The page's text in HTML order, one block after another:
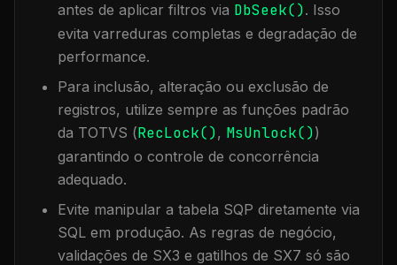
antes de aplicar filtros via DbSeek(). Isso
evita varreduras completas e degradação de
performance.
Para inclusão, alteração ou exclusão de
registros, utilize sempre as funções padrão
da TOTVS (RecLock(), MsUnlock())
garantindo o controle de concorrência
adequado.
Evite manipular a tabela SQP diretamente via
SQL em produção. As regras de negócio,
validações de SX3 e gatilhos de SX7 só são